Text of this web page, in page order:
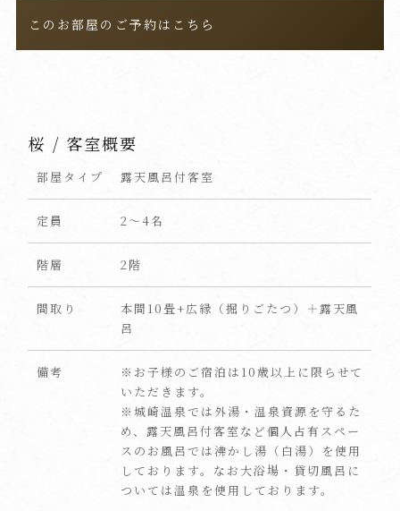
このお部屋のご予約はこちら
桜 / 客室概要
部屋タイプ 露天風呂付客室
定員 2〜4名
階層 2階
間取り
本間10畳+広縁（掘りごたつ）＋露天風
呂
備考
※お子様のご宿泊は10歳以上に限らせて
いただきます。
※城崎温泉では外湯・温泉資源を守るた
め、露天風呂付客室など個人占有スペー
スのお風呂では沸かし湯（白湯）を使用
しております。なお大浴場・貸切風呂に
ついては温泉を使用しております。